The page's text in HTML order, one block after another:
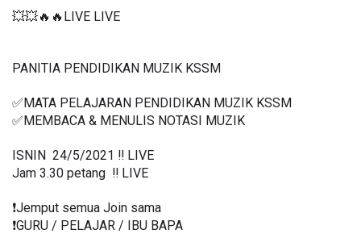
💥💥🔥🔥LIVE LIVE
PANITIA PENDIDIKAN MUZIK KSSM
✅MATA PELAJARAN PENDIDIKAN MUZIK KSSM
✅MEMBACA & MENULIS NOTASI MUZIK
ISNIN  24/5/2021 ‼️ LIVE
Jam 3.30 petang  ‼️ LIVE
❗️Jemput semua Join sama
❗️GURU / PELAJAR / IBU BAPA